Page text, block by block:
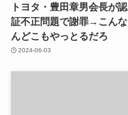
トヨタ・豊田章男会長が認
証不正問題で謝罪→こんな
んどこもやっとるだろ
2024-06-03